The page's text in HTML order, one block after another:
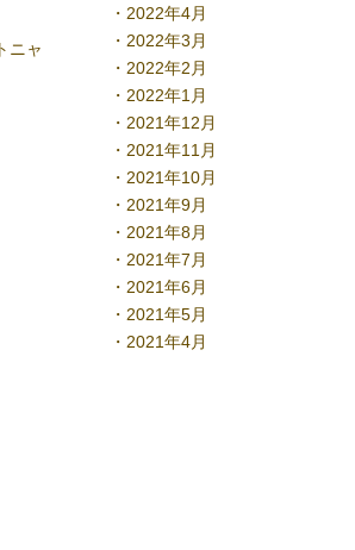
ニャ
2022年4月
2022年3月
2022年2月
2022年1月
2021年12月
2021年11月
2021年10月
2021年9月
2021年8月
2021年7月
2021年6月
2021年5月
2021年4月